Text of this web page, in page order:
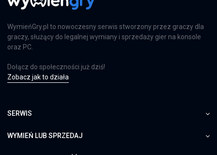
WymieńGry.pl to nowoczesny serwis stworzony przez graczy dla
graczy, służący do legalnej wymiany i sprzedaży gier na konsole
oraz PC.
Dołącz do społeczności już dziś!
Zobacz jak to działa
SERWIS
WYMIEŃ LUB SPRZEDAJ